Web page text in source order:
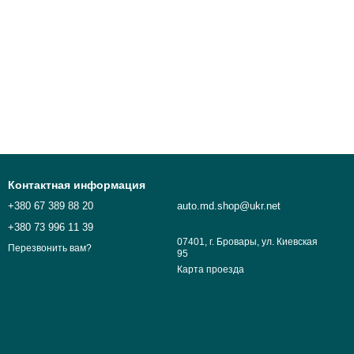
Контактная информация
+380 67 389 88 20
+380 73 996 11 39
Перезвонить вам?
auto.md.shop@ukr.net
07401, г. Бровары, ул. Киевская
95
Карта проезда